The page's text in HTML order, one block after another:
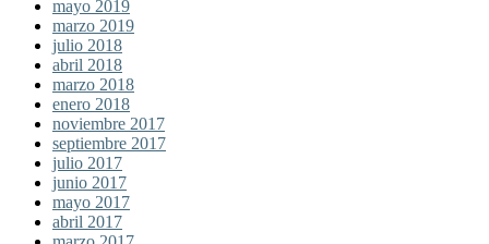
mayo 2019
marzo 2019
julio 2018
abril 2018
marzo 2018
enero 2018
noviembre 2017
septiembre 2017
julio 2017
junio 2017
mayo 2017
abril 2017